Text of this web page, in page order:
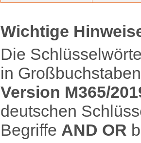
Wichtige
Die
in
Version M365/
deutschen
Begriffe AND OR